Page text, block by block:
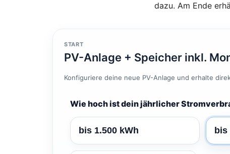
dazu. Am Ende
START
PV-Anlage + Speicher inkl.
Konfiguriere deine neue PV-Anlage und erhalte
Wie hoch ist dein jährlicher
bis 1.500 kWh bis